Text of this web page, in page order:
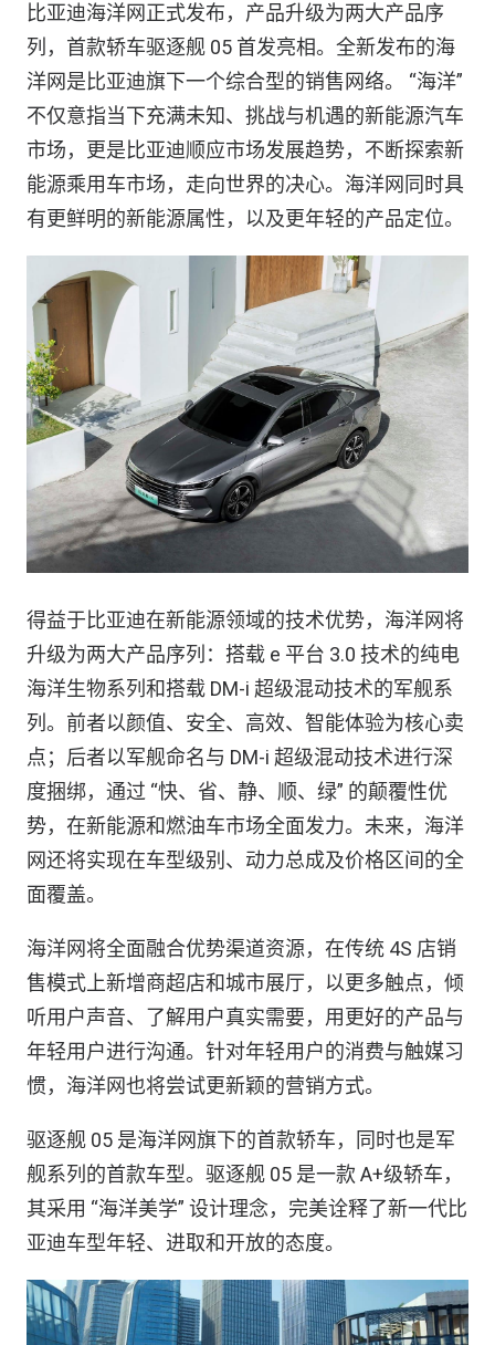
比亚迪海洋网正式发布，产品升级为两大产品序
列，首款轿车驱逐舰 05 首发亮相。全新发布的海
洋网是比亚迪旗下一个综合型的销售网络。 “海洋”
不仅意指当下充满未知、挑战与机遇的新能源汽车
市场，更是比亚迪顺应市场发展趋势，不断探索新
能源乘用车市场，走向世界的决心。海洋网同时具
有更鲜明的新能源属性，以及更年轻的产品定位。
得益于比亚迪在新能源领域的技术优势，海洋网将
升级为两大产品序列：搭载 e 平台 3.0 技术的纯电
海洋生物系列和搭载 DM-i 超级混动技术的军舰系
列。前者以颜值、安全、高效、智能体验为核心卖
点；后者以军舰命名与 DM-i 超级混动技术进行深
度捆绑，通过 “快、省、静、顺、绿” 的颠覆性优
势，在新能源和燃油车市场全面发力。未来，海洋
网还将实现在车型级别、动力总成及价格区间的全
面覆盖。
海洋网将全面融合优势渠道资源，在传统 4S 店销
售模式上新增商超店和城市展厅，以更多触点，倾
听用户声音、了解用户真实需要，用更好的产品与
年轻用户进行沟通。针对年轻用户的消费与触媒习
惯，海洋网也将尝试更新颖的营销方式。
驱逐舰 05 是海洋网旗下的首款轿车，同时也是军
舰系列的首款车型。驱逐舰 05 是一款 A+级轿车，
其采用 “海洋美学” 设计理念，完美诠释了新一代比
亚迪车型年轻、进取和开放的态度。